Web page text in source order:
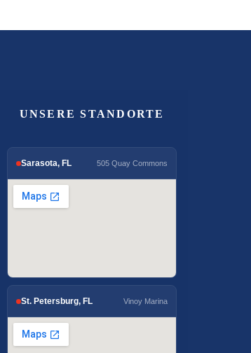
UNSERE STANDORTE
Sarasota, FL 505 Quay Commons
St. Petersburg, FL Vinoy Marina